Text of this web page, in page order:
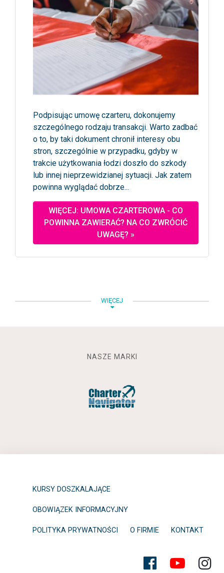
Podpisując umowę czarteru, dokonujemy
szczególnego rodzaju transakcji. Warto zadbać
o to, by taki dokument chronił interesy obu
stron, szczególnie w przypadku, gdyby w
trakcie użytkowania łodzi doszło do szkody
lub innej nieprzewidzianej sytuacji. Jak zatem
powinna wyglądać dobrze...
WIĘCEJ: UMOWA CZARTEROWA - CO
POWINNA ZAWIERAĆ? NA CO ZWRÓCIĆ
UWAGĘ? »
WIĘCEJ
NASZE MARKI
KURSY DOSZKALAJĄCE
OBOWIĄZEK INFORMACYJNY
POLITYKA PRYWATNOŚCI O FIRMIE KONTAKT